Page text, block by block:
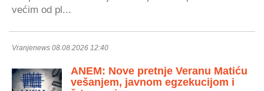
većim od pl...
Vranjenews 08.08.2026 12:40
ANEM: Nove pretnje Veranu Matiću
vešanjem, javnom egzekucijom i